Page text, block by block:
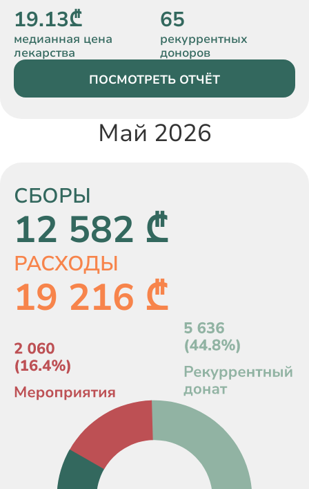
19.13₾
медианная цена
лекарства
65
рекуррентных
доноров
ПОСМОТРЕТЬ ОТЧЁТ
Май 2026
СБОРЫ
12 582 ₾
РАСХОДЫ
19 216 ₾